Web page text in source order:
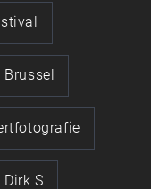
Brussel
Dirk S